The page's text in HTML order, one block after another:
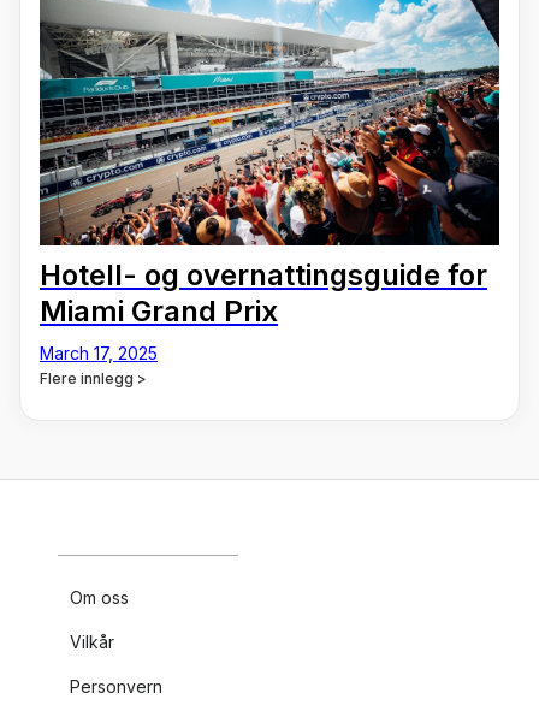
Hotell- og overnattingsguide for
Miami Grand Prix
March 17, 2025
Flere innlegg >
Om oss
Vilkår
Personvern